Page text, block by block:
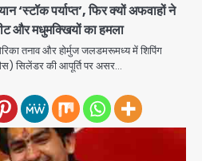
पर्याप्त’, फिर क्यों अफवाहों ने
और मधुमक्खियों का हमला
तनाव और होर्मुज जलडमरूमध्य में शिपिंग
सिलेंडर की आपूर्ति पर असर…
स्थान हासिल करना लक्ष्य: डीएम
बाद कानून के शिकंजे में आया हत्या का